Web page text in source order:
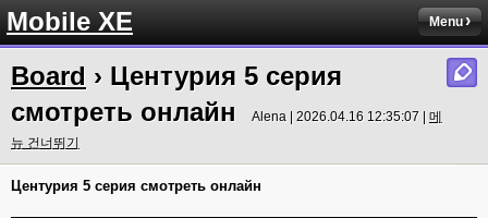
Mobile XE Menu
Board › Центурия 5 серия
смотреть онлайн
Alena | 2026.04.16 12:35:07 | 메
뉴 건너뛰기
Центурия 5 серия смотреть онлайн